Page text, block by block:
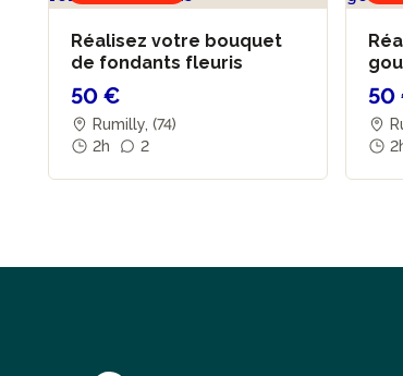
Réalisez votre bouquet
de fondants fleuris
50 €
Rumilly, (74)
2h
2
50